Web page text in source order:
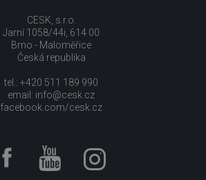
CESK, s.r.o.
Jarní 1058/44i, 614 00
Brno - Maloměřice
Česká republika
tel.: +420 511 189 990
email: info@cesk.cz
facebook.com/cesk.cz